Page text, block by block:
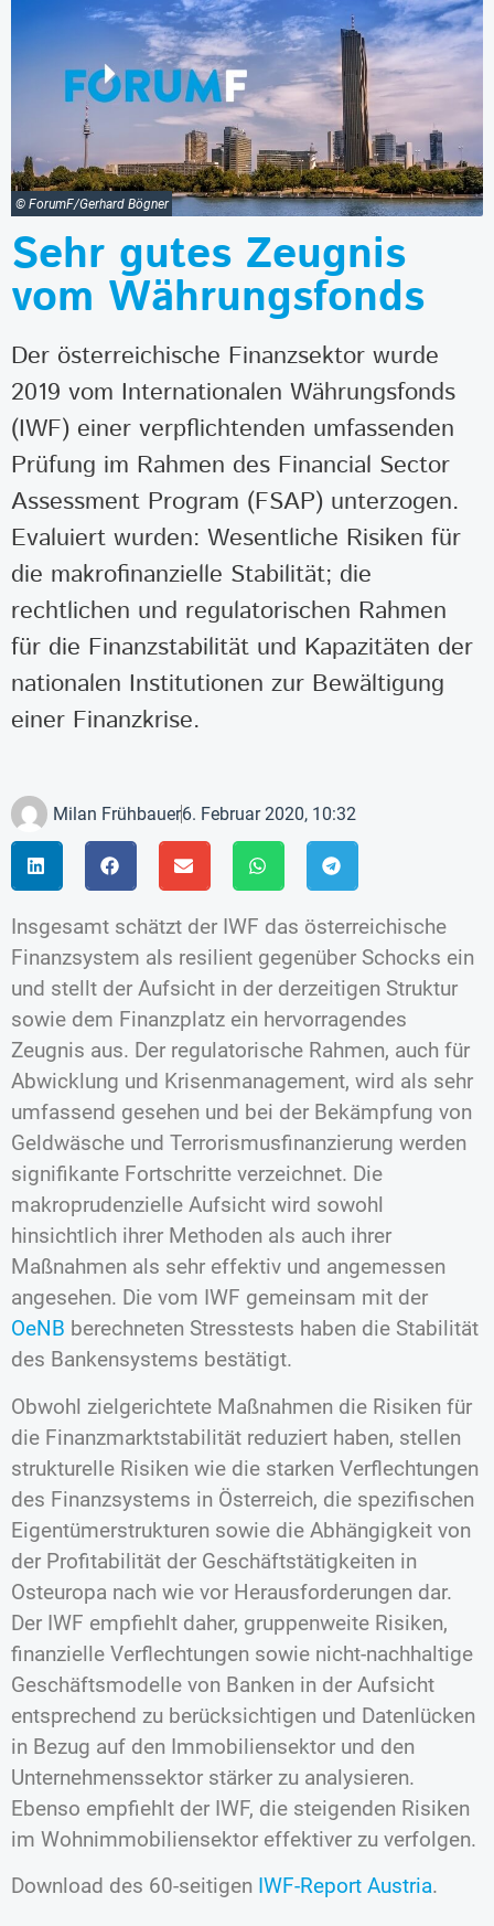
© ForumF/Gerhard Bögner
Sehr gutes Zeugnis
vom Währungsfonds
Der österreichische Finanzsektor wurde
2019 vom Internationalen Währungsfonds
(IWF) einer verpflichtenden umfassenden
Prüfung im Rahmen des Financial Sector
Assessment Program (FSAP) unterzogen.
Evaluiert wurden: Wesentliche Risiken für
die makrofinanzielle Stabilität; die
rechtlichen und regulatorischen Rahmen
für die Finanzstabilität und Kapazitäten der
nationalen Institutionen zur Bewältigung
einer Finanzkrise.
Milan Frühbauer6. Februar 2020, 10:32
Insgesamt schätzt der IWF das österreichische
Finanzsystem als resilient gegenüber Schocks ein
und stellt der Aufsicht in der derzeitigen Struktur
sowie dem Finanzplatz ein hervorragendes
Zeugnis aus. Der regulatorische Rahmen, auch für
Abwicklung und Krisenmanagement, wird als sehr
umfassend gesehen und bei der Bekämpfung von
Geldwäsche und Terrorismusfinanzierung werden
signifikante Fortschritte verzeichnet. Die
makroprudenzielle Aufsicht wird sowohl
hinsichtlich ihrer Methoden als auch ihrer
Maßnahmen als sehr effektiv und angemessen
angesehen. Die vom IWF gemeinsam mit der
OeNB berechneten Stresstests haben die Stabilität
des Bankensystems bestätigt.
Obwohl zielgerichtete Maßnahmen die Risiken für
die Finanzmarktstabilität reduziert haben, stellen
strukturelle Risiken wie die starken Verflechtungen
des Finanzsystems in Österreich, die spezifischen
Eigentümerstrukturen sowie die Abhängigkeit von
der Profitabilität der Geschäftstätigkeiten in
Osteuropa nach wie vor Herausforderungen dar.
Der IWF empfiehlt daher, gruppenweite Risiken,
finanzielle Verflechtungen sowie nicht-nachhaltige
Geschäftsmodelle von Banken in der Aufsicht
entsprechend zu berücksichtigen und Datenlücken
in Bezug auf den Immobiliensektor und den
Unternehmenssektor stärker zu analysieren.
Ebenso empfiehlt der IWF, die steigenden Risiken
im Wohnimmobiliensektor effektiver zu verfolgen.
Download des 60-seitigen IWF-Report Austria.